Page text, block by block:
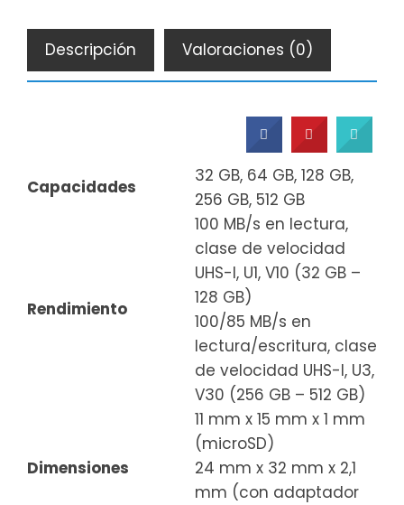
Descripción Valoraciones (0)
Capacidades
32 GB, 64 GB, 128 GB,
256 GB, 512 GB
Rendimiento
100 MB/s en lectura,
clase de velocidad
UHS-I, U1, V10 (32 GB –
128 GB)
100/85 MB/s en
lectura/escritura, clase
de velocidad UHS-I, U3,
V30 (256 GB – 512 GB)
Dimensiones
11 mm x 15 mm x 1 mm
(microSD)
24 mm x 32 mm x 2,1
mm (con adaptador